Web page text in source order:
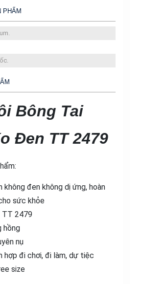
PHẨM
Bông Tai
Đen TT 2479
không đen không dị ứng, hoàn
sức khỏe
TT 2479
hồng
nụ
hợp đi chơi, đi làm, dự tiệc
size